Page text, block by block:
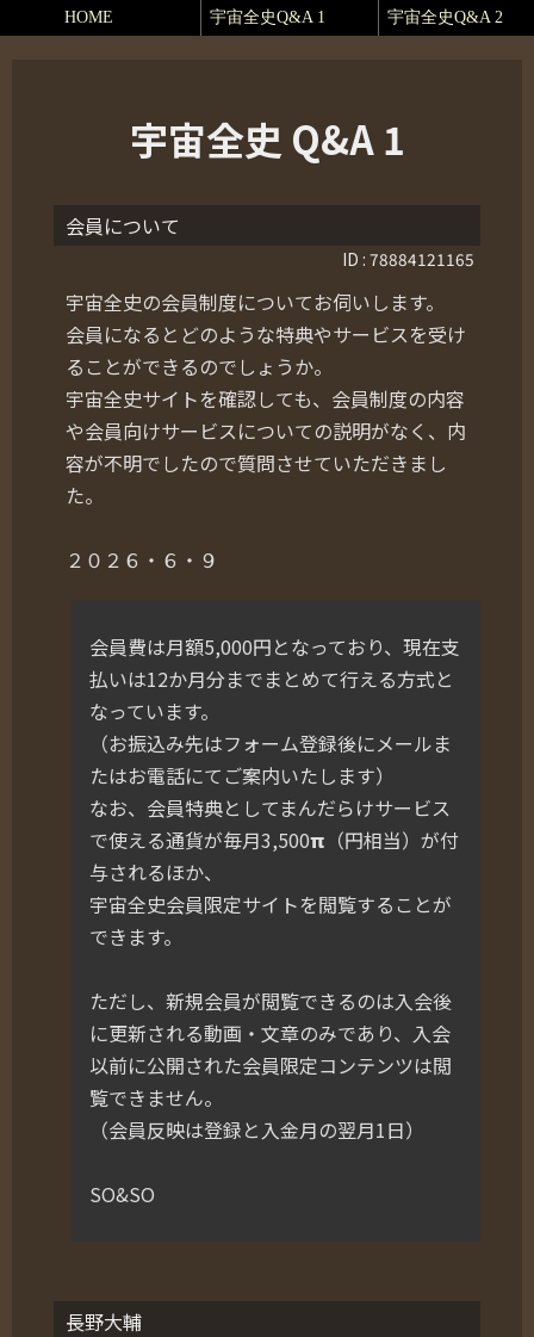
HOME 宇宙全史Q&A 1 宇宙全史Q&A 2
宇宙全史 Q&A 1
会員について
ID : 78884121165
宇宙全史の会員制度についてお伺いします。
会員になるとどのような特典やサービスを受け
ることができるのでしょうか。
宇宙全史サイトを確認しても、会員制度の内容
や会員向けサービスについての説明がなく、内
容が不明でしたので質問させていただきまし
た。
２０２６・６・９
会員費は月額5,000円となっており、現在支
払いは12か月分までまとめて行える方式と
なっています。
（お振込み先はフォーム登録後にメールま
たはお電話にてご案内いたします）
なお、会員特典としてまんだらけサービス
で使える通貨が毎月3,500𝝿（円相当）が付
与されるほか、
宇宙全史会員限定サイトを閲覧することが
できます。
ただし、新規会員が閲覧できるのは入会後
に更新される動画・文章のみであり、入会
以前に公開された会員限定コンテンツは閲
覧できません。
（会員反映は登録と入金月の翌月1日）
SO&SO
長野大輔